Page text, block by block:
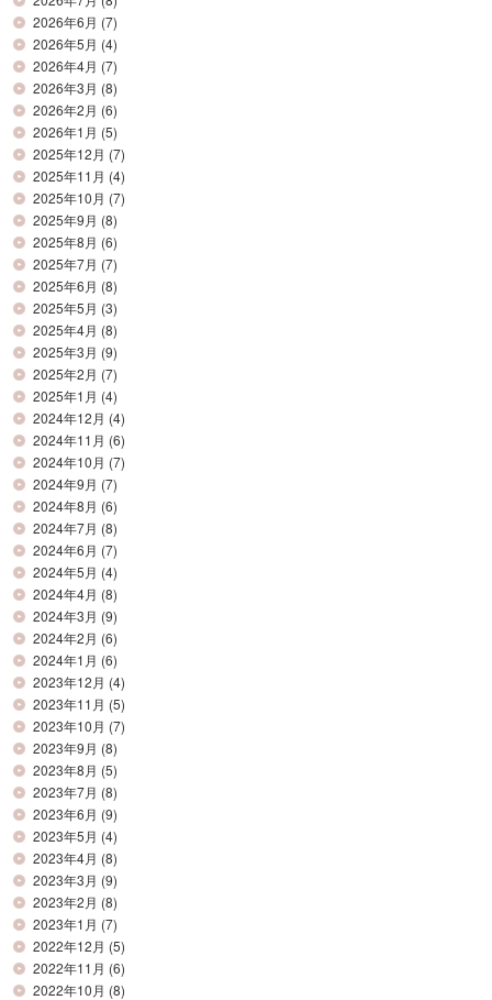
2026年6月 (7)
2026年5月 (4)
2026年4月 (7)
2026年3月 (8)
2026年2月 (6)
2026年1月 (5)
2025年12月 (7)
2025年11月 (4)
2025年10月 (7)
2025年9月 (8)
2025年8月 (6)
2025年7月 (7)
2025年6月 (8)
2025年5月 (3)
2025年4月 (8)
2025年3月 (9)
2025年2月 (7)
2025年1月 (4)
2024年12月 (4)
2024年11月 (6)
2024年10月 (7)
2024年9月 (7)
2024年8月 (6)
2024年7月 (8)
2024年6月 (7)
2024年5月 (4)
2024年4月 (8)
2024年3月 (9)
2024年2月 (6)
2024年1月 (6)
2023年12月 (4)
2023年11月 (5)
2023年10月 (7)
2023年9月 (8)
2023年8月 (5)
2023年7月 (8)
2023年6月 (9)
2023年5月 (4)
2023年4月 (8)
2023年3月 (9)
2023年2月 (8)
2023年1月 (7)
2022年12月 (5)
2022年11月 (6)
2022年10月 (8)